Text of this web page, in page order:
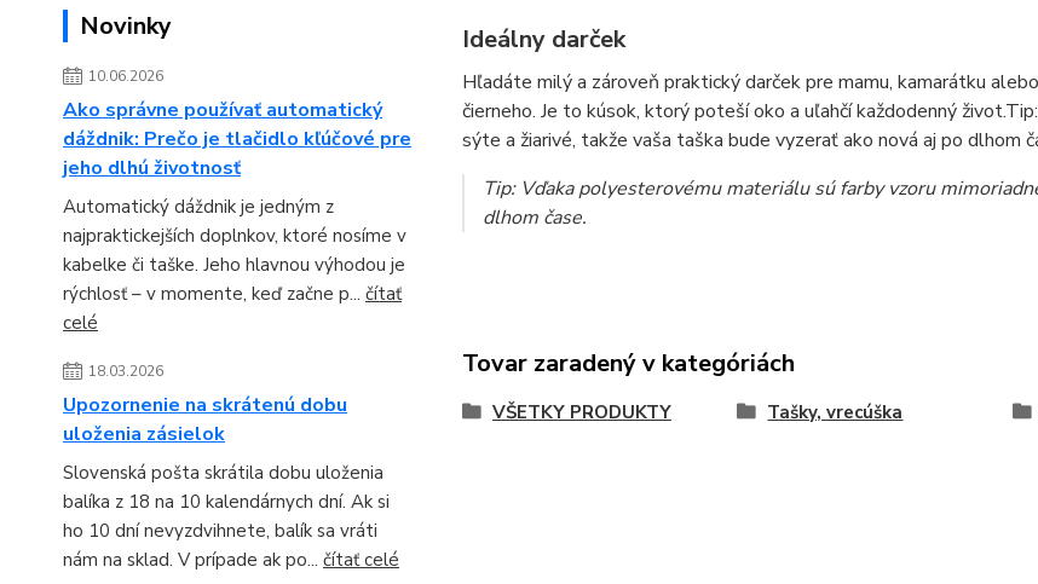
Novinky
10.06.2026
Ako správne používať automatický
dáždnik: Prečo je tlačidlo kľúčové pre
jeho dlhú životnosť
Automatický dáždnik je jedným z
najpraktickejších doplnkov, ktoré nosíme v
kabelke či taške. Jeho hlavnou výhodou je
rýchlosť – v momente, keď začne p... čítať
celé
18.03.2026
Upozornenie na skrátenú dobu
uloženia zásielok
Slovenská pošta skrátila dobu uloženia
balíka z 18 na 10 kalendárnych dní. Ak si
ho 10 dní nevyzdvihnete, balík sa vráti
nám na sklad. V prípade ak po... čítať celé
Ideálny darček
Hľadáte milý a zároveň praktický darček pre mamu, kamarátku
čierneho. Je to kúsok, ktorý poteší oko a uľahčí každodenný
sýte a žiarivé, takže vaša taška bude vyzerať ako nová aj po dlhom
Tip: Vďaka polyesterovému materiálu sú farby vzoru
dlhom čase.
Tovar zaradený v kategóriách
VŠETKY PRODUKTY Tašky, vrecúška